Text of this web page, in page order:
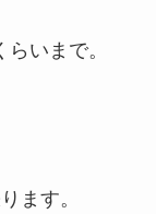
いまで。
ます。